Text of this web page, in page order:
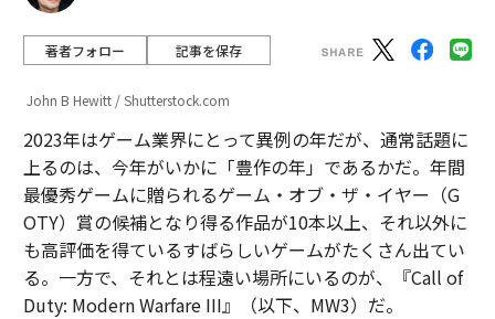
著者フォロー 記事を保存
John B Hewitt / Shutterstock.com
2023年はゲーム業界にとって異例の年だが、通常話題に
上るのは、今年がいかに「豊作の年」であるかだ。年間
最優秀ゲームに贈られるゲーム・オブ・ザ・イヤー（G
OTY）賞の候補となり得る作品が10本以上、それ以外に
も高評価を得ているすばらしいゲームがたくさん出てい
る。一方で、それとは程遠い場所にいるのが、『Call of
Duty: Modern Warfare III』（以下、MW3）だ。